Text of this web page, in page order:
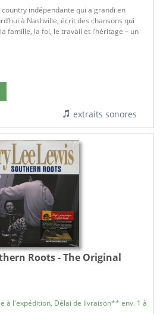
indépendante qui a grandi en
à Nashville, écrit des chansons qui
famille, la foi, le travail et l’héritage – un
extraits sonores
Roots - The Original
à l'expédition, Délai de livraison** env. 1 à